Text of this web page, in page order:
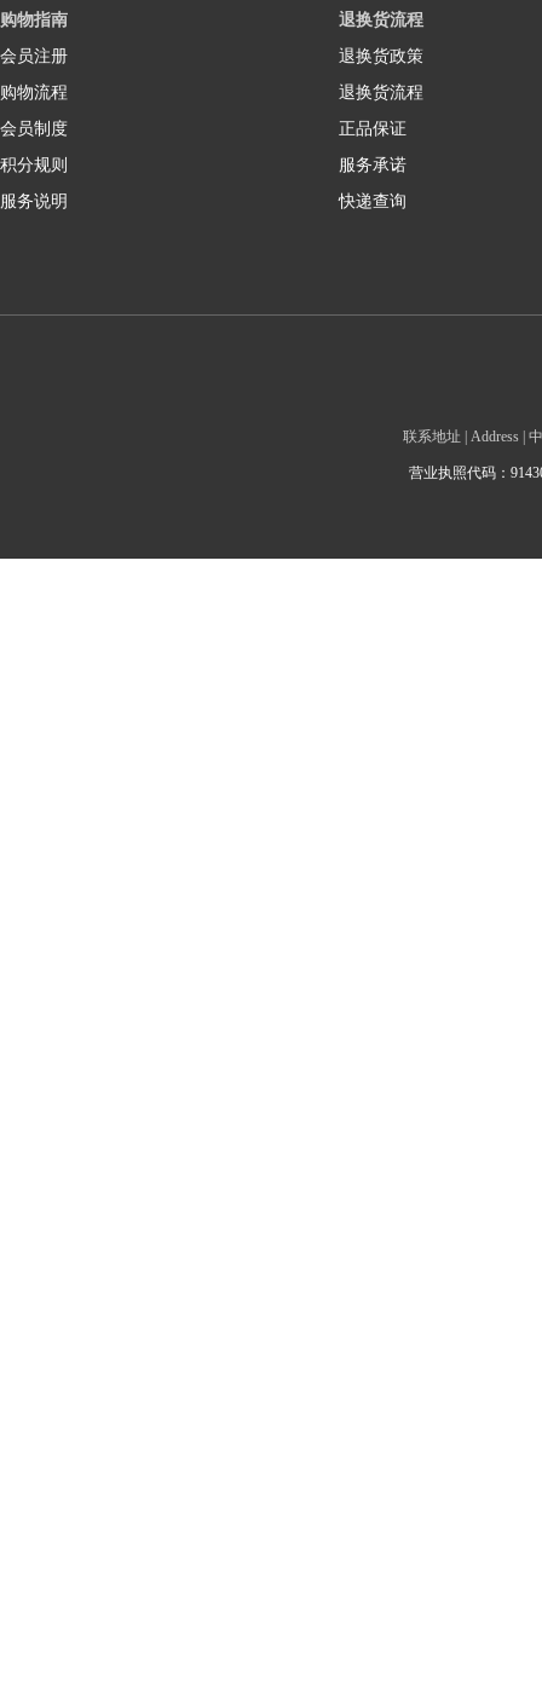
购物指南
会员注册
购物流程
会员制度
积分规则
服务说明
退换货流程
退换货政策
退换货流程
正品保证
服务承诺
快递查询
联系地址 | Address |
营业执照代码：